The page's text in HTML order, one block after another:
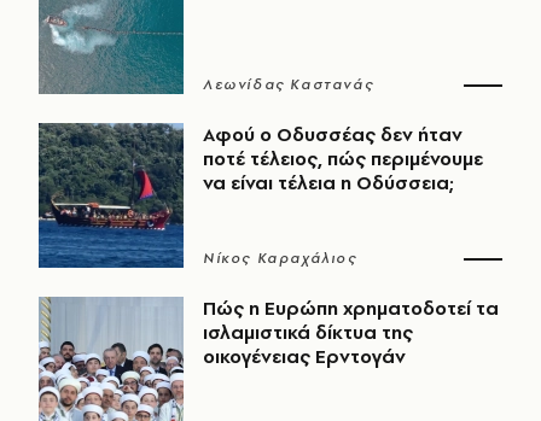
Λεωνίδας Καστανάς
Αφού ο Οδυσσέας δεν ήταν
ποτέ τέλειος, πώς περιμένουμε
να είναι τέλεια η Οδύσσεια;
Νίκος Καραχάλιος
Πώς η Ευρώπη χρηματοδοτεί τα
ισλαμιστικά δίκτυα της
οικογένειας Ερντογάν